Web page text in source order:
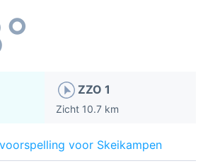
ZZO 1
Zicht 10.7 km
voor Skeikampen